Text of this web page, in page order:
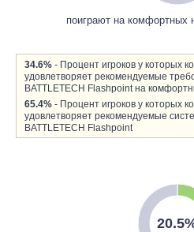
поиграют на комфортных
34.6% - Процент игроков у которых
удовлетворяет рекомендуемые
BATTLETECH Flashpoint на
65.4% - Процент игроков у которых
удовлетворяет рекомендуемые
BATTLETECH Flashpoint